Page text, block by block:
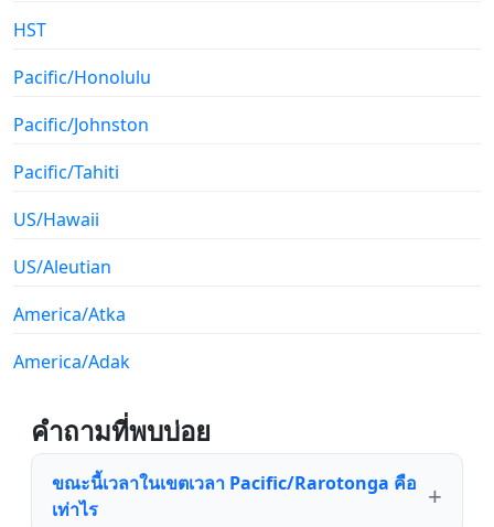
HST
Pacific/Honolulu
Pacific/Johnston
Pacific/Tahiti
US/Hawaii
US/Aleutian
America/Atka
America/Adak
คำถามที่พบบ่อย
ขณะนี้เวลาในเขตเวลา Pacific/Rarotonga คือ
เท่าไร